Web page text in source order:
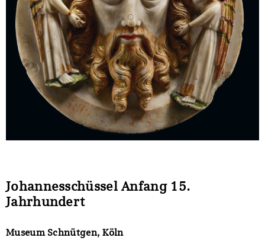
Johannesschüssel Anfang 15.
Jahrhundert
Museum Schnütgen, Köln
Sonstiges